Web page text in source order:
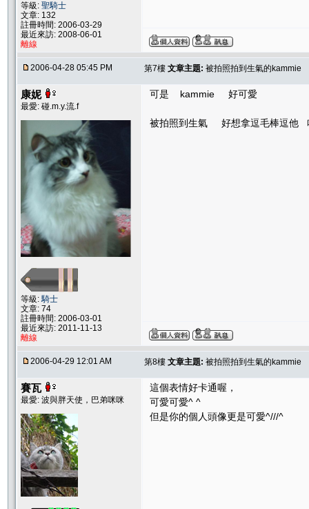
等級: 聖騎士
文章: 132
註冊時間: 2006-03-29
最近來訪: 2008-06-01
離線
2006-04-28 05:45 PM 第7樓 文章主題: 被拍照拍到生氣的kammie
康妮
最愛: 碰.m.y.流.f
等級: 騎士
文章: 74
註冊時間: 2006-03-01
最近來訪: 2011-11-13
離線
可是 kammie 好可愛
被拍照到生氣 好想拿逗毛棒逗他
2006-04-29 12:01 AM 第8樓 文章主題: 被拍照拍到生氣的kammie
賽瓦
最愛: 波與胖天使，巴弟咪咪
這個表情好卡通喔，
可愛可愛^ ^
但是你的個人頭像更是可愛^///^